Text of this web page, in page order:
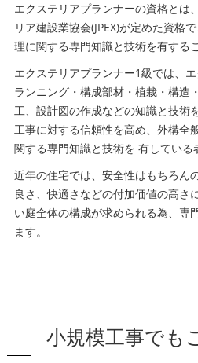
エクステリアプランナーの資格とは
リア建設業協会(JPEX)が定めた資格
理に関する専門知識と技術を有する
エクステリアプランナー1級では、
ランニング・構成部材・植栽・構造
工、設計図の作成などの知識と技術
工事に対する信頼性を高め、外構全
関する専門知識と技術を 有している
近年の住宅では、安全性はもちろん
良さ、快適さなどの付加価値の高さ
い庭全体の構成が求められる為、専
ます。
小規模工事でも